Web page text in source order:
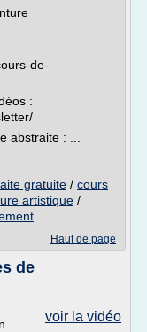
de-
:
abstraite : ...
gratuite / cours
artistique /
Haut de page
de
voir la vidéo